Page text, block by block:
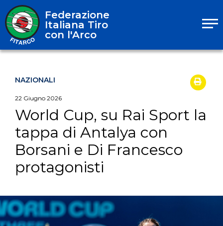
Federazione
Italiana Tiro
con l'Arco
NAZIONALI
22 Giugno 2026
World Cup, su Rai Sport la
tappa di Antalya con
Borsani e Di Francesco
protagonisti